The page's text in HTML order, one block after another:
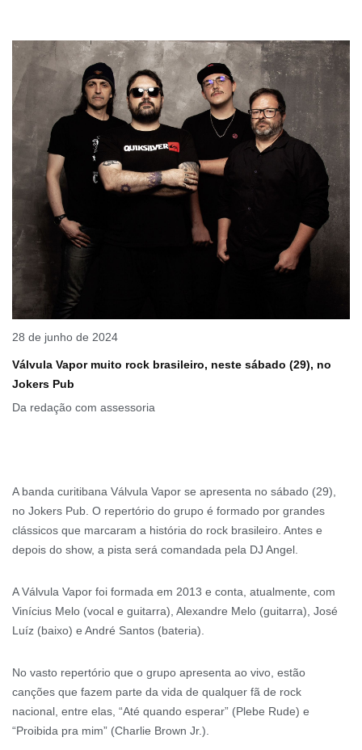
28 de junho de 2024
Válvula Vapor muito rock brasileiro, neste sábado (29), no
Jokers Pub
Da redação com assessoria
A banda curitibana Válvula Vapor se apresenta no sábado (29),
no Jokers Pub. O repertório do grupo é formado por grandes
clássicos que marcaram a história do rock brasileiro. Antes e
depois do show, a pista será comandada pela DJ Angel.
A Válvula Vapor foi formada em 2013 e conta, atualmente, com
Vinícius Melo (vocal e guitarra), Alexandre Melo (guitarra), José
Luíz (baixo) e André Santos (bateria).
No vasto repertório que o grupo apresenta ao vivo, estão
canções que fazem parte da vida de qualquer fã de rock
nacional, entre elas, “Até quando esperar” (Plebe Rude) e
“Proibida pra mim” (Charlie Brown Jr.).